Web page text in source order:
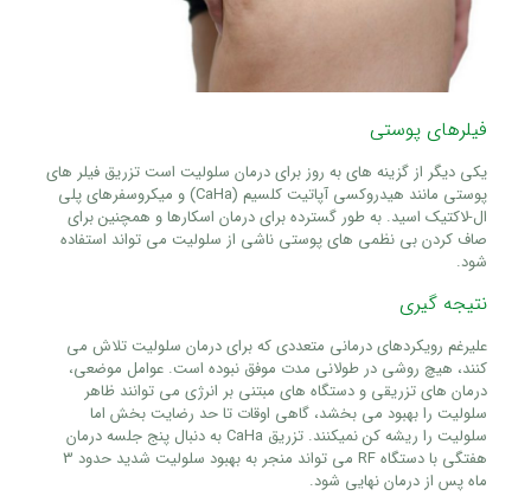
فیلرهای پوستی
یکی دیگر از گزینه های به روز برای درمان سلولیت است تزریق فیلر های
پوستی مانند هیدروکسی آپاتیت کلسیم (CaHa) و میکروسفرهای پلی
ال-لاکتیک اسید. به طور گسترده برای درمان اسکارها و همچنین برای
صاف کردن بی نظمی های پوستی ناشی از سلولیت می تواند استفاده
شود.
نتیجه گیری
علیرغم رویکردهای درمانی متعددی که برای درمان سلولیت تلاش می
کنند، هیچ روشی در طولانی مدت موفق نبوده است. عوامل موضعی،
درمان های تزریقی و دستگاه های مبتنی بر انرژی می توانند ظاهر
سلولیت را بهبود می بخشد، گاهی اوقات تا حد رضایت بخش اما
سلولیت را ریشه کن نمیکنند. تزریق CaHa به دنبال پنج جلسه درمان
هفتگی با دستگاه RF می تواند منجر به بهبود سلولیت شدید حدود 3
ماه پس از درمان نهایی شود.